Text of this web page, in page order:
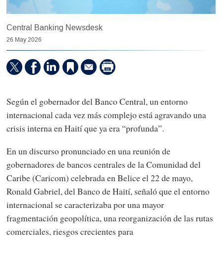
Central Banking Newsdesk
26 May 2026
Según el gobernador del Banco Central, un entorno
internacional cada vez más complejo está agravando una
crisis interna en Haití que ya era “profunda”.
En un discurso pronunciado en una reunión de
gobernadores de bancos centrales de la Comunidad del
Caribe (Caricom) celebrada en Belice el 22 de mayo,
Ronald Gabriel, del Banco de Haití, señaló que el entorno
internacional se caracterizaba por una mayor
fragmentación geopolítica, una reorganización de las rutas
comerciales, riesgos crecientes para